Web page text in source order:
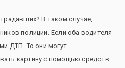
В таком случае,
полиции. Если оба водителя
ДТП. То они могут
картину с помощью средств